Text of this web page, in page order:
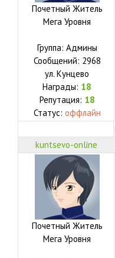
Почетный Житель
Мега Уровня
Группа: Админы
Сообщений: 2968
ул. Кунцево
Награды: 18
Репутация: 18
Статус: оффлайн
kuntsevo-online
Почетный Житель
Мега Уровня